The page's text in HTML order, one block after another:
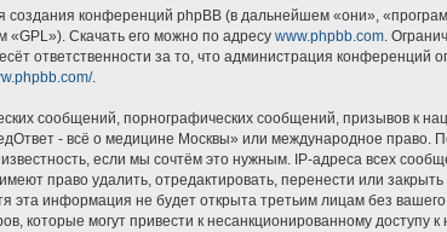
конференций phpBB (в дальнейшем «они»,
«GPL»). Скачать его можно по адресу www.phpbb.com.
ответственности за то, что администрация конференций
.
сообщений, порнографических сообщений, призывов к
- всё о медицине Москвы» или международное
если мы сочтём это нужным. IP-адреса всех
право удалить, отредактировать, перенести или
эта информация не будет открыта третьим лицам без
которые могут привести к несанкционированному доступу к